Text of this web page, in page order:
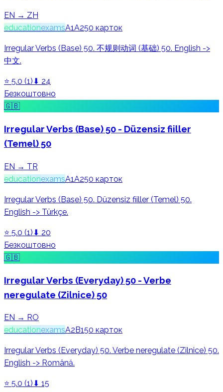
EN → ZH
educationexamsA1A250 карток
Irregular Verbs (Base) 50. 不规则动词 (基础) 50. English ->
中文.
⭐ 5.0 (1) ⬇ 24
Безкоштовно
🇬🇧
Irregular Verbs (Base) 50 - Düzensiz fiiller
(Temel) 50
EN → TR
educationexamsA1A250 карток
Irregular Verbs (Base) 50. Düzensiz fiiller (Temel) 50.
English -> Türkçe.
⭐ 5.0 (1) ⬇ 20
Безкоштовно
🇬🇧
Irregular Verbs (Everyday) 50 - Verbe
neregulate (Zilnice) 50
EN → RO
educationexamsA2 B150 карток
Irregular Verbs (Everyday) 50. Verbe neregulate (Zilnice) 50.
English -> Română.
⭐ 5.0 (1) ⬇ 15